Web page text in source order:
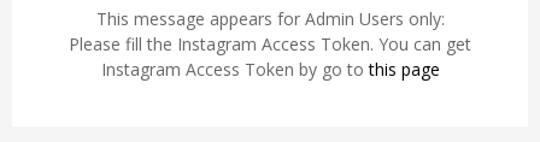
This message appears for Admin Users only:
Please fill the Instagram Access Token. You can get
Instagram Access Token by go tothis page